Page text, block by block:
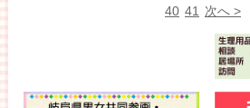
40 41 次へ >